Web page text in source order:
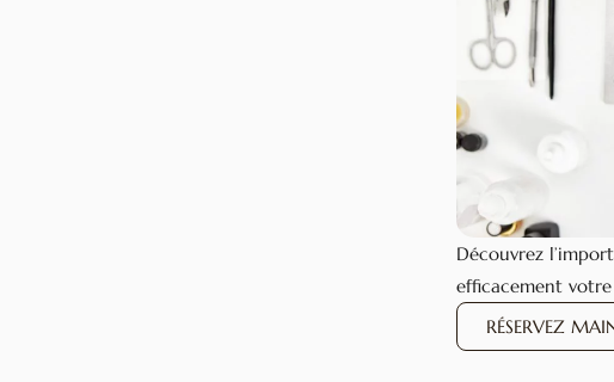
Découvrez
efficacement
RÉSERVEZ